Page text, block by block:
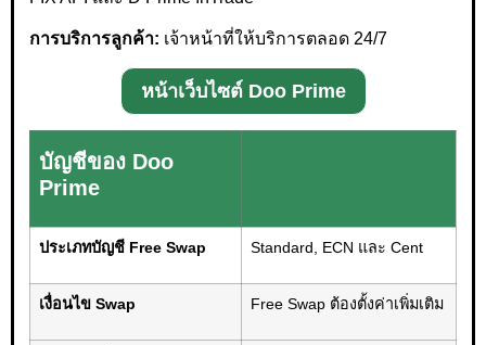
การบริการลูกค้า: เจ้าหน้าที่ให้บริการตลอด 24/7
หน้าเว็บไซต์ Doo Prime
บัญชีของ Doo
Prime
ประเภทบัญชี Free Swap Standard, ECN และ Cent
เงื่อนไข Swap Free Swap ต้องตั้งค่าเพิ่มเติม